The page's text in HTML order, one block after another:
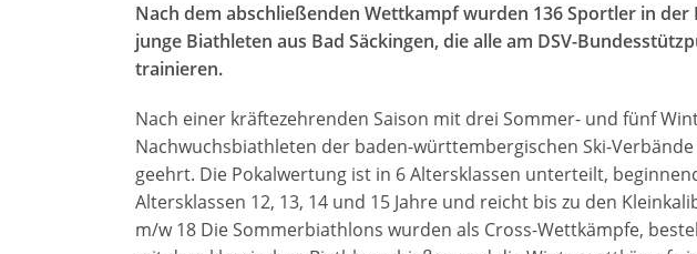
Nach dem abschließenden Wettkampf wurden 136 Sportler in
junge Biathleten aus Bad Säckingen, die alle am DSV-
trainieren.
Nach einer kräftezehrenden Saison mit drei Sommer- und fünf
Nachwuchsbiathleten der baden-württembergischen Ski-
geehrt. Die Pokalwertung ist in 6 Altersklassen unterteilt,
Altersklassen 12, 13, 14 und 15 Jahre und reicht bis zu den
m/w 18 Die Sommerbiathlons wurden als Cross-Wettkämpfe,